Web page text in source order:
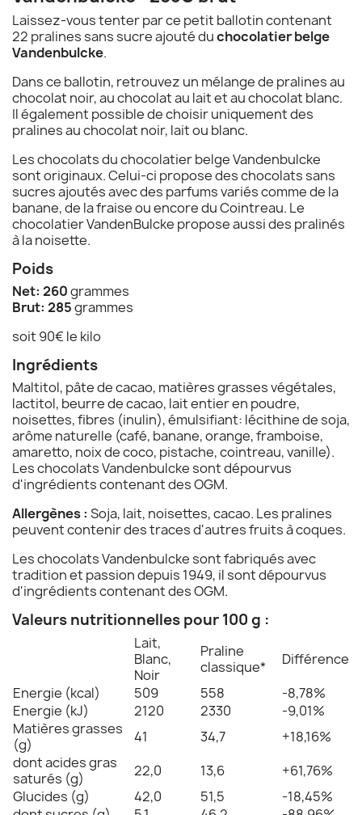
Laissez-vous tenter par ce petit ballotin contenant
22 pralines sans sucre ajouté duchocolatier belge
Vandenbulcke.
Dans ce ballotin, retrouvez un mélange de pralines au
chocolat noir, au chocolat au lait et au chocolat blanc.
Il également possible de choisir uniquement des
pralines au chocolat noir, lait ou blanc.
Les chocolats du chocolatier belge Vandenbulcke
sont originaux. Celui-ci propose des chocolats sans
sucres ajoutés avec des parfums variés comme de la
banane, de la fraise ou encore du Cointreau. Le
chocolatier VandenBulcke propose aussi des pralinés
à la noisette.
Poids
Net: 260grammes
Brut: 285grammes
soit 90€ le kilo
Ingrédients
Maltitol, pâte de cacao, matières grasses végétales,
lactitol, beurre de cacao, lait entier en poudre,
noisettes, fibres (inulin), émulsifiant: lécithine de soja,
arôme naturelle (café, banane, orange, framboise,
amaretto, noix de coco, pistache, cointreau, vanille).
Les chocolats Vandenbulcke sont dépourvus
d'ingrédients contenant des OGM.
Allergènes : Soja, lait, noisettes, cacao. Les pralines
peuvent contenir des traces d'autres fruits à coques.
Les chocolats Vandenbulcke sont fabriqués avec
tradition et passion depuis 1949, il sont dépourvus
d'ingrédients contenant des OGM.
Valeurs nutritionnelles pour 100 g :
Lait,
Blanc,
Noir
Praline
classique*
Différence
Energie (kcal)
509 558
-8,78%
Energie (kJ)
2120 2330
-9,01%
Matières grasses
(g)
41 34,7
+18,16%
dont acides gras
saturés (g)
22,0 13,6
+61,76%
Glucides (g)
42,0 51,5
-18,45%